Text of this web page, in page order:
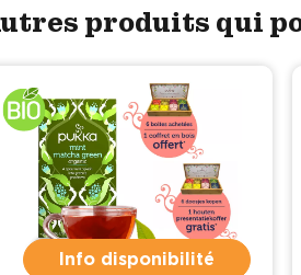
produits qui
Info disponibilité